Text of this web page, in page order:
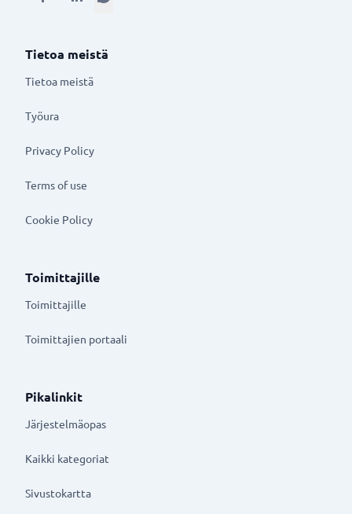
Tietoa meistä
Tietoa meistä
Työura
Privacy Policy
Terms of use
Cookie Policy
Toimittajille
Toimittajille
Toimittajien portaali
Pikalinkit
Järjestelmäopas
Kaikki kategoriat
Sivustokartta